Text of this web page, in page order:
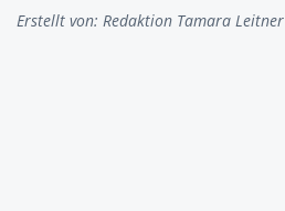
Erstellt von: Redaktion Tamara Leitner